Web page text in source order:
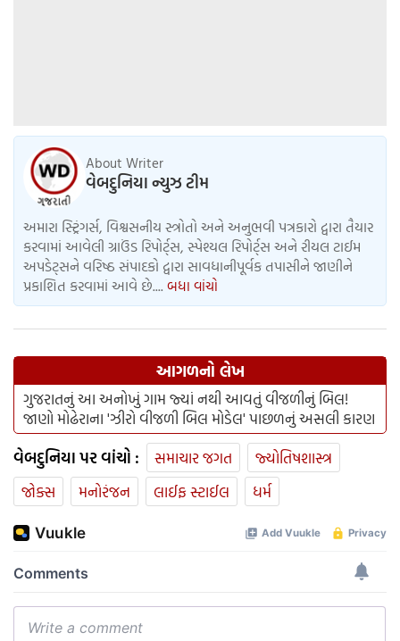
About Writer
વેબદુનિયા ન્યુઝ ટીમ
અમારા સ્ટ્રિંગર્સ, વિશ્વસનીય સ્ત્રોતો અને અનુભવી પત્રકારો દ્વારા તૈયાર
કરવામાં આવેલી ગ્રાઉંડ રિપોર્ટ્સ, સ્પેશ્યલ રિપોર્ટ્સ અને રીયલ ટાઈમ
અપડેટ્સને વરિષ્ઠ સંપાદકો દ્વારા સાવધાનીપૂર્વક તપાસીને જાણીને
પ્રકાશિત કરવામાં આવે છે.... બધા વાંચો
આગળનો લેખ
ગુજરાતનું આ અનોખું ગામ જ્યાં નથી આવતું વીજળીનું બિલ!
જાણો મોઢેરાના 'ઝીરો વીજળી બિલ મોડેલ' પાછળનું અસલી કારણ
વેબદુનિયા પર વાંચો : સમાચાર જગત
જ્યોતિષશાસ્ત્ર
જોક્સ
મનોરંજન લાઈફ સ્ટાઈલ ધર્મ